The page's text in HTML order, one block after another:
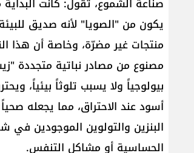
يكون من "الصويا" لأنه صديق
منتجات غير مضرّة، وخاصة أن هذا
مصنوع من مصادر نباتية متجددة
بيولوجياً ولا يسبب تلوثاً بيئياً،
أسود عند الاحتراق، مما يجعله
البنزين والتولوين الموجودين في
الحساسية أو مشاكل التنفس.